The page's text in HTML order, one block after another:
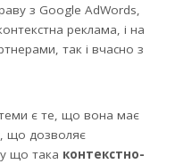
з Google AdWords,
реклама, і на
так і вчасно з
є те, що вона має
що дозволяє
що така контекстно-